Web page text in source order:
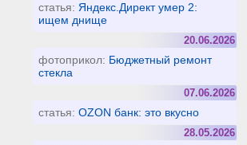
статья: Яндекс.Директ умер 2:
ищем днище
20.06.2026
фотоприкол: Бюджетный ремонт
стекла
07.06.2026
статья:OZON банк: это вкусно
28.05.2026